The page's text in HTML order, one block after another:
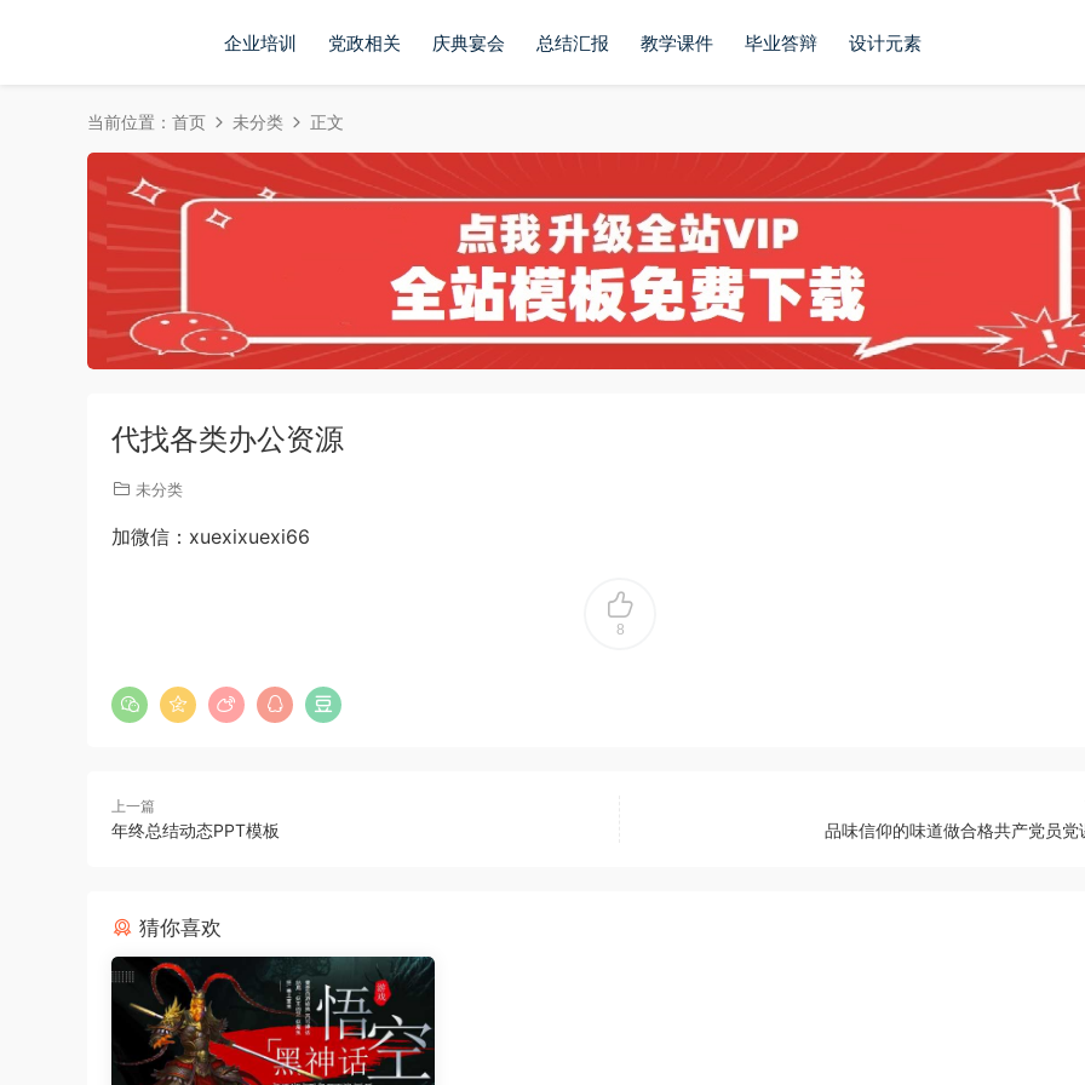
企业培训 党政相关 庆典宴会 总结汇报 教学课件 毕业答辩 设计元素
当前位置： 首页 未分类 正文
代找各类办公资源
未分类
加微信：xuexixuexi66
8
上一篇
年终总结动态PPT模板 品味信仰的味道做合格共产党员党
猜你喜欢